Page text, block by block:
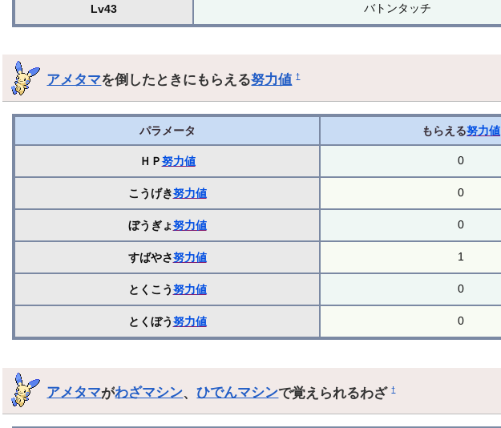
Lv43 バトンタッチ
アメタマを倒したときにもらえる努力値 †
パラメータ もらえる努力値
ＨＰ努力値 0
こうげき努力値 0
ぼうぎょ努力値 0
すばやさ努力値 1
とくこう努力値 0
とくぼう努力値 0
アメタマがわざマシン、ひでんマシンで覚えられるわざ†